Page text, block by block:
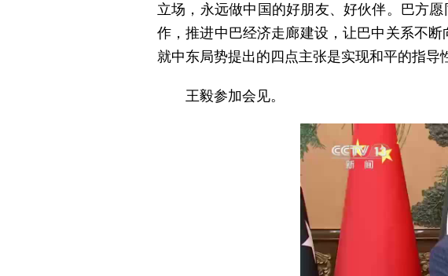
立场，永远做中国的好朋友、好伙伴。巴方
作，推进中巴经济走廊建设，让巴中关系不
就中东局势提出的四点主张是实现和平的指导
王毅参加会见。